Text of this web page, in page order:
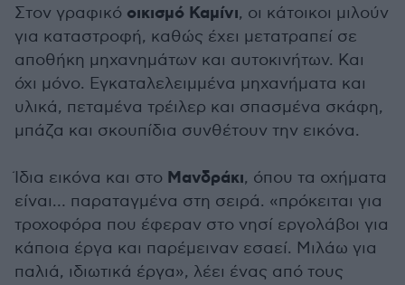
Στον γραφικό οικισμό Καμίνι, οι κάτοικοι μιλούν
για καταστροφή, καθώς έχει μετατραπεί σε
αποθήκη μηχανημάτων και αυτοκινήτων. Και
όχι μόνο. Εγκαταλελειμμένα μηχανήματα και
υλικά, πεταμένα τρέιλερ και σπασμένα σκάφη,
μπάζα και σκουπίδια συνθέτουν την εικόνα.
Ίδια εικόνα και στο Μανδράκι, όπου τα οχήματα
είναι… παραταγμένα στη σειρά. «πρόκειται για
τροχοφόρα που έφεραν στο νησί εργολάβοι για
κάποια έργα και παρέμειναν εσαεί. Μιλάω για
παλιά, ιδιωτικά έργα», λέει ένας από τους